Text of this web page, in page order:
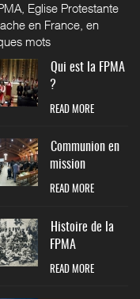
Eglise Protestante
en France, en
mots
Qui est la FPMA
?
READ MORE
Communion en
mission
READ MORE
Histoire de la
FPMA
READ MORE